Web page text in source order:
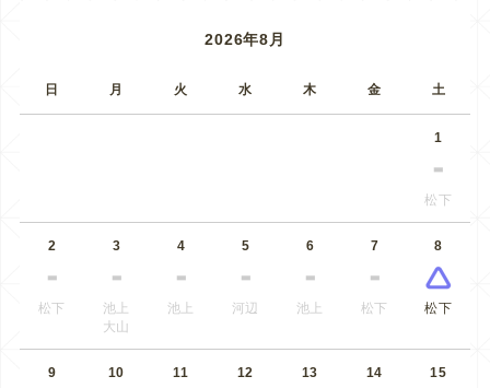
2026年8月
日 月 火 水 木 金 土
1
松下
2
松下
3
池上
大山
4
池上
5
河辺
6
池上
7
松下
8
松下
9 10 11 12 13 14 15